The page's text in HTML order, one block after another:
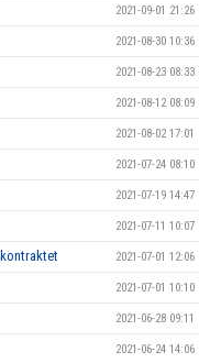
2021-09-01 21:26
2021-08-30 10:36
2021-08-23 08:33
2021-08-12 08:09
2021-08-02 17:01
2021-07-24 08:10
2021-07-19 14:47
2021-07-11 10:07
2021-07-01 12:06
2021-07-01 10:10
2021-06-28 09:11
2021-06-24 14:06